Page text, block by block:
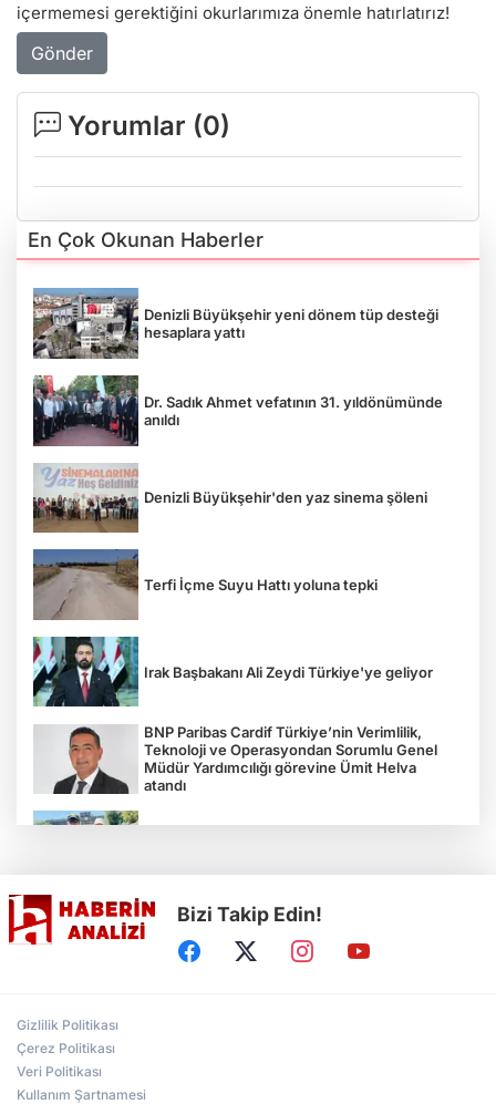
içermemesi gerektiğini okurlarımıza önemle hatırlatırız!
Gönder
Yorumlar (0)
En Çok Okunan Haberler
Denizli Büyükşehir yeni dönem tüp desteği
hesaplara yattı
Dr. Sadık Ahmet vefatının 31. yıldönümünde
anıldı
Denizli Büyükşehir'den yaz sinema şöleni
Terfi İçme Suyu Hattı yoluna tepki
Irak Başbakanı Ali Zeydi Türkiye'ye geliyor
BNP Paribas Cardif Türkiye’nin Verimlilik,
Teknoloji ve Operasyondan Sorumlu Genel
Müdür Yardımcılığı görevine Ümit Helva
atandı
Alperen Ocakları Darıca'da yeni dönem...
Bizi Takip Edin!
Gizlilik Politikası
Çerez Politikası
Veri Politikası
Kullanım Şartnamesi